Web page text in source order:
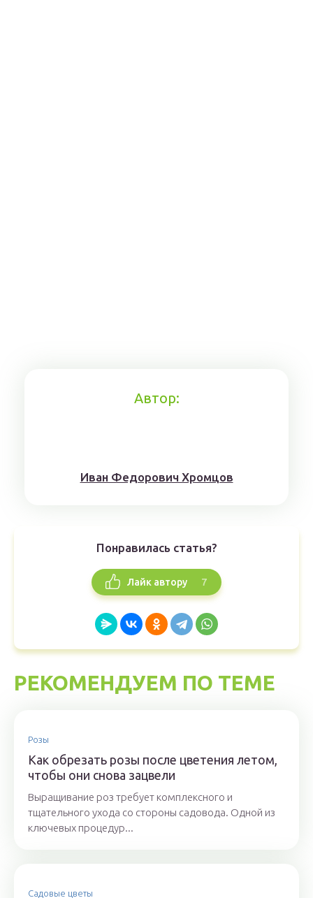
Автор:
Иван Федорович Хромцов
Понравилась статья?
Лайк автору 7
РЕКОМЕНДУЕМ ПО ТЕМЕ
Розы
Как обрезать розы после цветения летом,
чтобы они снова зацвели
Выращивание роз требует комплексного и
тщательного ухода со стороны садовода. Одной из
ключевых процедур...
Садовые цветы